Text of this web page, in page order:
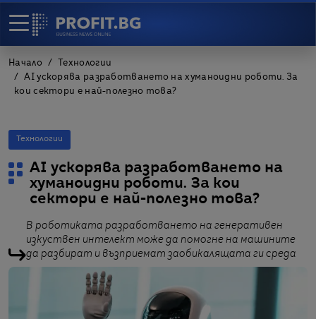
Начало
Технологии
AI ускорява разработването на хуманоидни роботи. За
кои сектори е най-полезно това?
Технологии
AI ускорява разработването на
хуманоидни роботи. За кои
сектори е най-полезно това?
В роботиката разработването на генеративен
изкуствен интелект може да помогне на машините
да разбират и възприемат заобикалящата ги среда